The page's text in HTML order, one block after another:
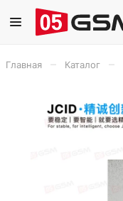
Главная Каталог